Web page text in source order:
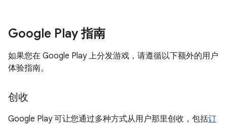
Google Play 指南
如果您在 Google Play 上分发游戏，请遵循以下额外的用户
体验指南。
创收
Google Play 可让您通过多种方式从用户那里创收，包括订